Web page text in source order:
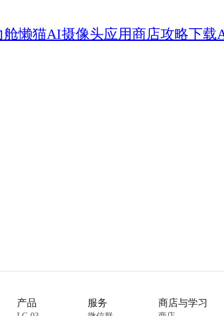
舱懒猫AI摄像头应用商店攻略下载
产品 服务 商店与学习